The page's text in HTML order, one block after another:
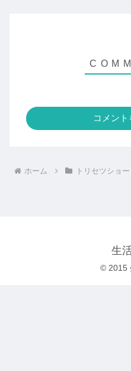
コメン
ホーム トリセツショ
生
© 2015